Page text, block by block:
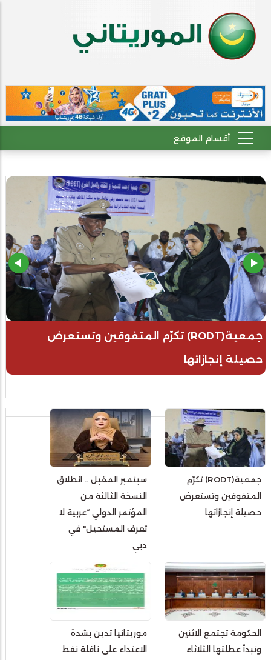
جمعية(RODT) تكرّم المتفوقين وتستعرض
حصيلة إنجازاتها
جمعية(RODT) تكرّم
المتفوقين وتستعرض
حصيلة إنجازاتها
سبتمبر المقبل .. انطلاق
النسخة الثالثة من
المؤتمر الدولي “عربية لا
تعرف المستحيل" في
دبي
الحكومة تجتمع الاثنين
وتبدأ عطلتها الثلاثاء
موريتانيا تدين بشدة
الاعتداء على ناقلة نفط